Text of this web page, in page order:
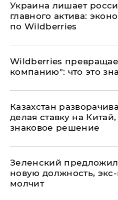
​Украина лишает
главного актива:
по Wildberries
Wildberries
компанию": что это
Казахстан
делая ставку на
знаковое решение
Зеленский
новую должность,
молчит